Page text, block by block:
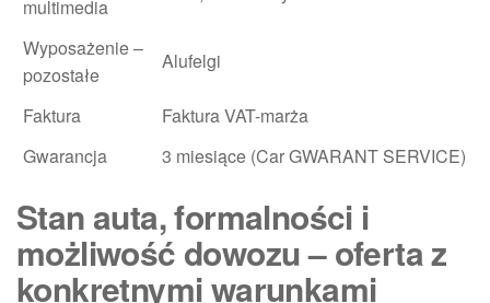
multimedia
Wyposażenie –
pozostałe
Alufelgi
Faktura
Faktura VAT-marża
Gwarancja
3 miesiące (Car GWARANT SERVICE)
Stan auta, formalności i
możliwość dowozu – oferta z
konkretnymi warunkami